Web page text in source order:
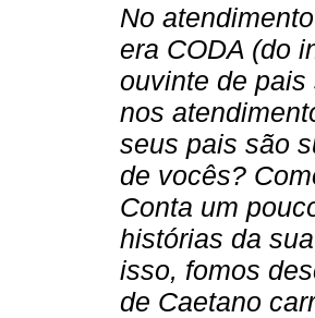
No
era CODA (do
ouvinte de pais
nos
seus pais são
de vocês?
Conta um
histórias da
isso, fomos
de Caetano